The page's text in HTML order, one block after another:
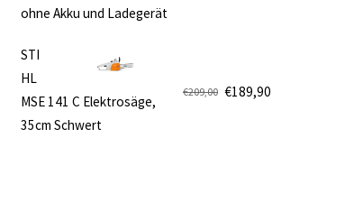
ohne Akku und Ladegerät
Preis
€499,00
Preis
€419,90.
STI
HL
MSE 141 C Elektrosäge,
35cm Schwert
€209,00
Ursprünglicher
Preis
€189,90
Aktueller
Preis